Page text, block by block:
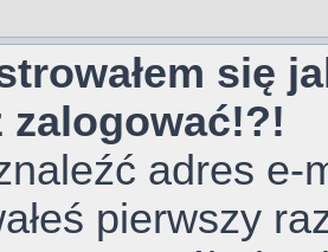
się
zalogować!?!
adres e-
pierwszy